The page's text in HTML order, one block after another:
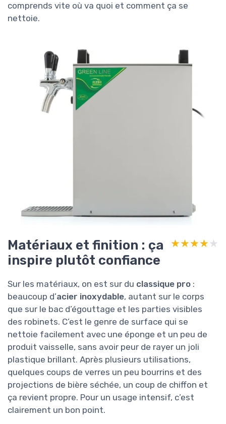
comprends vite où va quoi et comment ça se
nettoie.
Matériaux et finition : ça
inspire plutôt confiance
★★★★★
★★★★★
Sur les matériaux, on est sur du classique pro :
beaucoup d’acier inoxydable, autant sur le corps
que sur le bac d’égouttage et les parties visibles
des robinets. C’est le genre de surface qui se
nettoie facilement avec une éponge et un peu de
produit vaisselle, sans avoir peur de rayer un joli
plastique brillant. Après plusieurs utilisations,
quelques coups de verres un peu bourrins et des
projections de bière séchée, un coup de chiffon et
ça revient propre. Pour un usage intensif, c’est
clairement un bon point.